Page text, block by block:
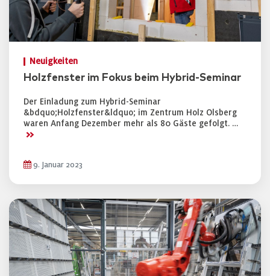
Neuigkeiten
Holzfenster im Fokus beim Hybrid-Seminar
Der Einladung zum Hybrid-Seminar
&bdquo;Holzfenster&ldquo; im Zentrum Holz Olsberg
waren Anfang Dezember mehr als 80 Gäste gefolgt. …
>>
9. Januar 2023